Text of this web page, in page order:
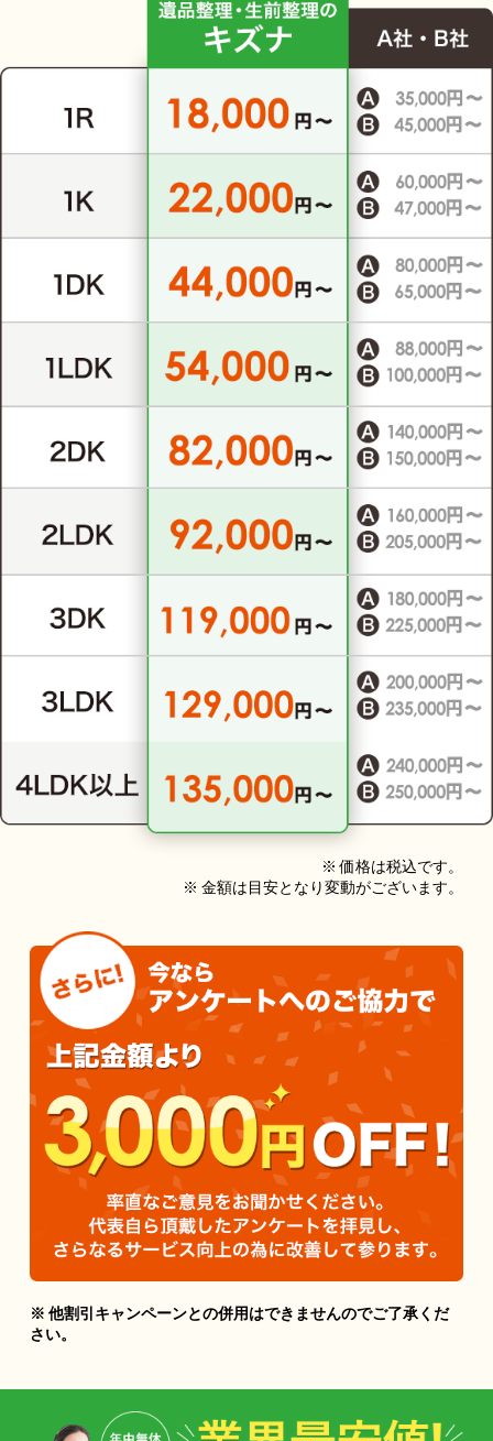
※ 価格は税込です。
※ 金額は目安となり変動がございます。
※ 他割引キャンペーンとの併用はできませんのでご了承くだ
さい。